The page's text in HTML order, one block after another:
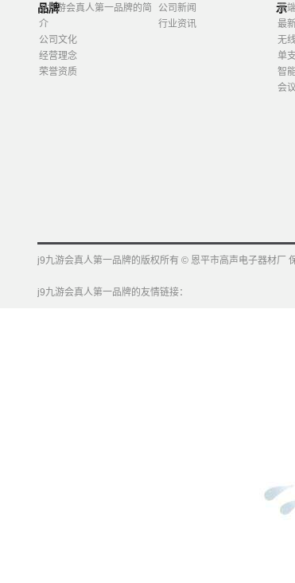
品牌
j9九游会真人第一品牌的简
介
公司文化
经营理念
荣誉资质
公司新闻
行业资讯
示
高
最
无
单
智
会
j9九游会真人第一品牌的版权所有 © 恩平市高声电子器材厂
j9九游会真人第一品牌的友情链接：